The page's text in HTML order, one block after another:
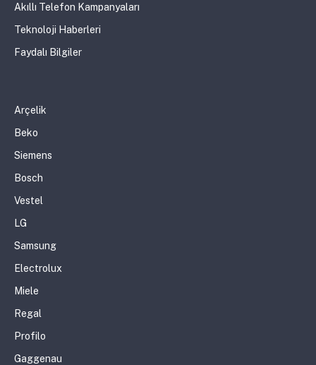
Akıllı Telefon Kampanyaları
Teknoloji Haberleri
Faydalı Bilgiler
Arçelik
Beko
Siemens
Bosch
Vestel
LG
Samsung
Electrolux
Miele
Regal
Profilo
Gaggenau